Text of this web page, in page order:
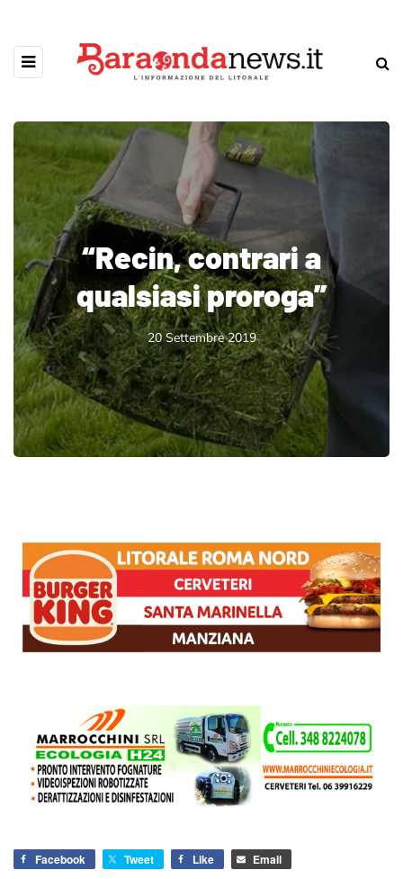
“Recin, contrari a
qualsiasi proroga”
20 Settembre 2019
Facebook Tweet Like Email